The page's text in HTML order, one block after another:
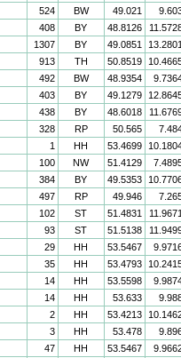
524 BW 49.021
408 BY 48.8126
1307 BY 49.0851
913 TH 50.8519
492 BW 48.9354
403 BY 49.1279
438 BY 48.6018
328 RP 50.565
1 HH 53.4699
100 NW 51.4129
384 BY 49.5353
497 RP 49.946
102 ST 51.4831
93 ST 51.5138
29 HH 53.5467
35 HH 53.4793
14 HH 53.5598
14 HH 53.633
2 HH 53.4213
3 HH 53.478
47 HH 53.5467